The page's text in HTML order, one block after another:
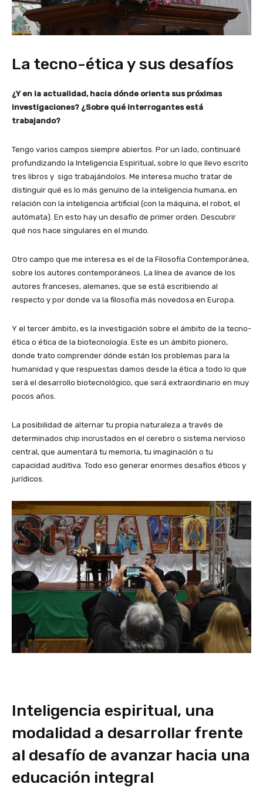
La tecno-ética y sus desafíos
¿Y en la actualidad, hacia dónde orienta sus próximas
investigaciones? ¿Sobre qué interrogantes está
trabajando?
Tengo varios campos siempre abiertos. Por un lado, continuaré
profundizando la Inteligencia Espiritual, sobre lo que llevo escrito
tres libros y sigo trabajándolos. Me interesa mucho tratar de
distinguir qué es lo más genuino de la inteligencia humana, en
relación con la inteligencia artificial (con la máquina, el robot, el
autómata). En esto hay un desafío de primer orden. Descubrir
qué nos hace singulares en el mundo.
Otro campo que me interesa es el de la Filosofía Contemporánea,
sobre los autores contemporáneos. La línea de avance de los
autores franceses, alemanes, que se está escribiendo al
respecto y por donde va la filosofía más novedosa en Europa.
Y el tercer ámbito, es la investigación sobre el ámbito de la tecno-
ética o ética de la biotecnología. Este es un ámbito pionero,
donde trato comprender dónde están los problemas para la
humanidad y que respuestas damos desde la ética a todo lo que
será el desarrollo biotecnológico, que será extraordinario en muy
pocos años.
La posibilidad de alternar tu propia naturaleza a través de
determinados chip incrustados en el cerebro o sistema nervioso
central, que aumentará tu memoria, tu imaginación o tu
capacidad auditiva. Todo eso generar enormes desafíos éticos y
jurídicos.
Inteligencia espiritual, una
modalidad a desarrollar frente
al desafío de avanzar hacia una
educación integral